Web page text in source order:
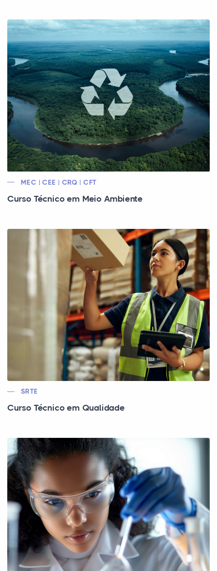
MEC | CEE | CRQ | CFT
Curso Técnico em Meio Ambiente
SRTE
Curso Técnico em Qualidade